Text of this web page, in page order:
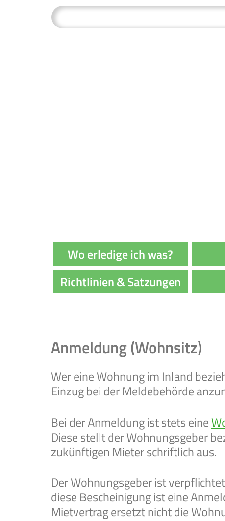
Wo erledige ich was?
Richtlinien & Satzungen
Anmeldung (Wohnsitz)
Wer eine Wohnung im Inland
Einzug bei der Meldebehörde
Bei der Anmeldung ist stets eine
Diese stellt der Wohnungsgeber
zukünftigen Mieter schriftlich aus.
Der Wohnungsgeber ist
diese Bescheinigung ist eine
Mietvertrag ersetzt nicht die